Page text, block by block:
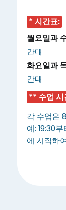
* 시간표:
월요일과
간대
화요일과
간대
** 수업 시
각 수업은
예: 19:30
에 시작하